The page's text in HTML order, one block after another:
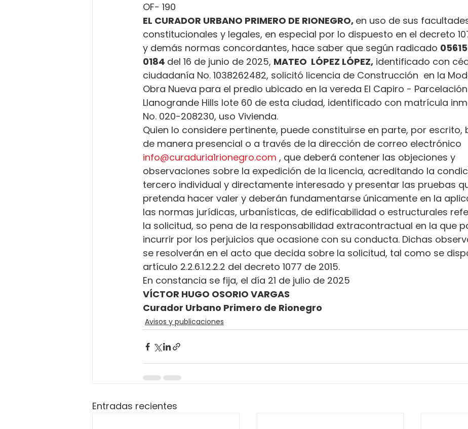
OF- 190
EL CURADOR URBANO PRIMERO DE RIONEGRO, en uso de sus
constitucionales y legales, en especial por lo dispuesto en el decreto
y demás normas concordantes, hace saber que según radicado
0184 del 16 de junio de 2025, MATEO  LÓPEZ LÓPEZ, identificado con
ciudadanía No. 1038262482, solicitó licencia de Construcción  en la
Obra Nueva para el predio ubicado en la vereda El Capiro - Parcelación
Llanogrande Hills lote 60 de esta ciudad, identificado con matrícula
No. 020-208230, uso Vivienda.
Quien lo considere pertinente, puede constituirse en parte, por escrito,
de manera presencial o a través de la dirección de correo electrónico
info@curaduria1rionegro.com , que deberá contener las objeciones y
observaciones sobre la expedición de la licencia, acreditando la
tercero individual y directamente interesado y presentar las pruebas
pretenda hacer valer y deberán fundamentarse únicamente en la
las normas jurídicas, urbanísticas, de edificabilidad o estructurales
la solicitud, so pena de la responsabilidad extracontractual en la que
incurrir por los perjuicios que ocasione con su conducta. Dichas
se resolverán en el acto que decida sobre la solicitud, tal como se
artículo 2.2.6.1.2.2.2 del decreto 1077 de 2015.
En constancia se fija, el día 21 de julio de 2025
VÍCTOR HUGO OSORIO VARGAS
Curador Urbano Primero de Rionegro
Avisos y publicaciones
Entradas recientes